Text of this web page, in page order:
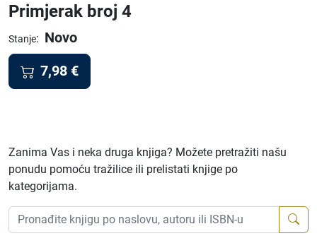
Primjerak broj 4
Stanje: Novo
7,98 €
Zanima Vas i neka druga knjiga? Možete pretražiti našu
ponudu pomoću tražilice ili prelistati knjige po
kategorijama.